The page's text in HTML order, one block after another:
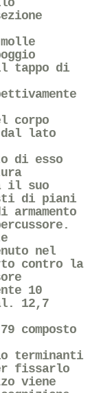
tappo di
corpo
dal lato
di esso
il suo
di piani
nel
contro la
10
12,7
composto
terminanti
fissarlo
viene